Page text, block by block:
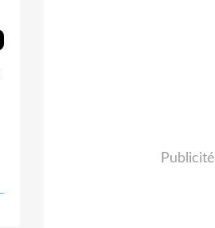
Publicité